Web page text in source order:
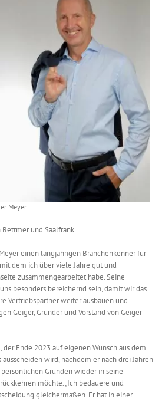
Meyer
und Saalfrank.
einen langjährigen Branchenkenner für
dem ich über viele Jahre gut und
zusammengearbeitet habe. Seine
besonders bereichernd sein, damit wir das
Vertriebspartner weiter ausbauen und
Geiger, Gründer und Vorstand von Geiger-
Ende 2023 auf eigenen Wunsch aus dem
wird, nachdem er nach drei Jahren
Gründen wieder in seine
möchte. „Ich bedauere und
gleichermaßen. Er hat in einer